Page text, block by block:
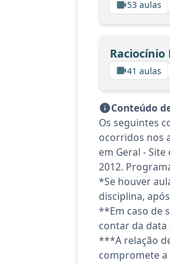
53 aulas
Raciocínio
41 aulas
Conteúdo
Os seguintes
ocorridos nos
em Geral -
2012.
*Se houver
disciplina,
**Em caso de
contar da data
***A relação
compromete